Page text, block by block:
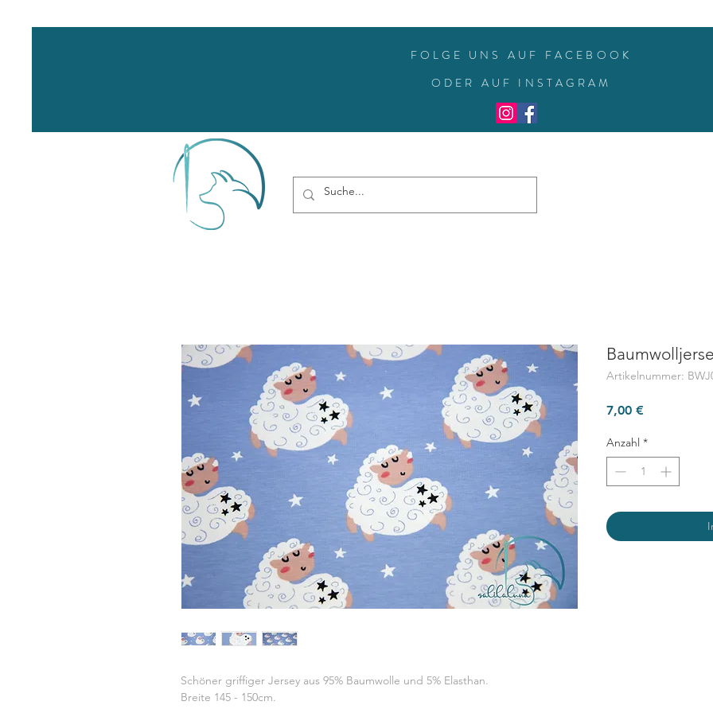
FOLGE UNS AUF FACEBOOK
ODER AUF INSTAGRAM
Schöner griffiger Jersey aus 95% Baumwolle und 5% Elasthan.
Breite 145 - 150cm.
Artikelnummer:
7,00 €Preis
Anzahl *